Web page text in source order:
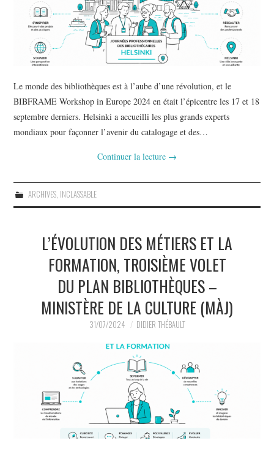
Le monde des bibliothèques est à l’aube d’une révolution, et le
BIBFRAME Workshop in Europe 2024 en était l’épicentre les 17 et 18
septembre derniers. Helsinki a accueilli les plus grands experts
mondiaux pour façonner l’avenir du catalogage et des…
Continuer la lecture →
ARCHIVES, INCLASSABLE
L’ÉVOLUTION DES MÉTIERS ET LA
FORMATION, TROISIÈME VOLET
DU PLAN BIBLIOTHÈQUES –
MINISTÈRE DE LA CULTURE (MÀJ)
31/07/2024 DIDIER THÉBAULT